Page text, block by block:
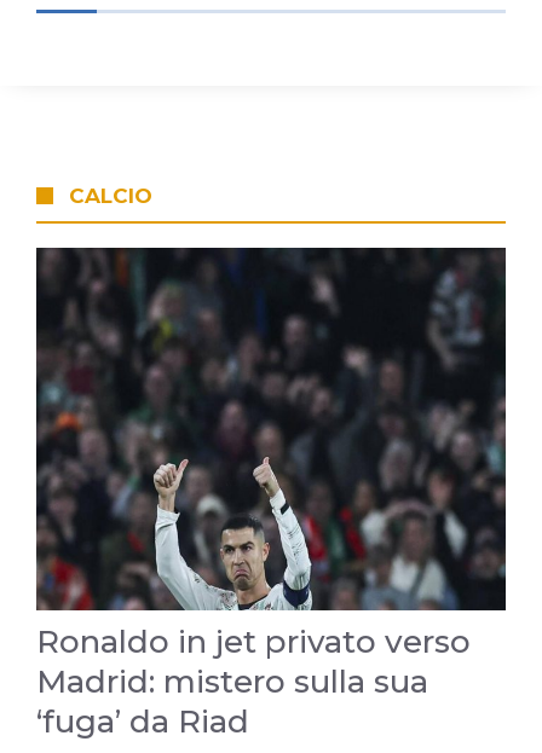
CALCIO
Ronaldo in jet privato verso
Madrid: mistero sulla sua
‘fuga’ da Riad